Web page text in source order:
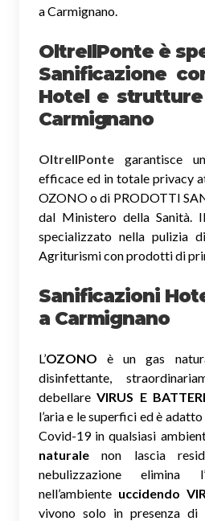
a Carmignano.
OltreIlPonte è
Sanificazione
Hotel e
Carmignano
OltreIlPonte garantisce
efficace ed in totale privacy
OZONO o di PRODOTTI
dal Ministero della Sanità.
specializzato nella pulizia
Agriturismi con prodotti di
Sanificazioni
a Carmignano
L’OZONO è un gas
disinfettante,
debellareVIRUS E BATTERI
l’aria e le superfici ed è
Covid-19 in qualsiasi
naturale non lascia
nebulizzazione elimina
nell’ambiente uccidendo
vivono solo in presenza di